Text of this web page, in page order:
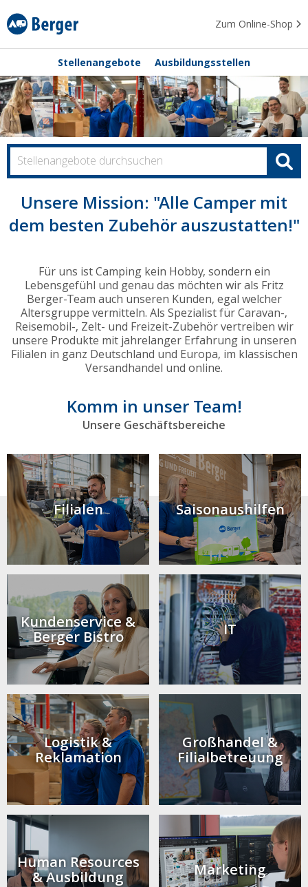
Zum Online-Shop
Stellenangebote Ausbildungsstellen
Unsere Mission: "Alle Camper mit
dem besten Zubehör auszustatten!"
Für uns ist Camping kein Hobby, sondern ein
Lebensgefühl und genau das möchten wir als Fritz
Berger-Team auch unseren Kunden, egal welcher
Altersgruppe vermitteln. Als Spezialist für Caravan-,
Reisemobil-, Zelt- und Freizeit-Zubehör vertreiben wir
unsere Produkte mit jahrelanger Erfahrung in unseren
Filialen in ganz Deutschland und Europa, im klassischen
Versandhandel und online.
Komm in unser Team!
Unsere Geschäftsbereiche
Filialen Saison­aushilfen
Kunden­service &
Berger Bistro
IT
Logistik &
Reklamation
Großhandel &
Filial­betreuung
Human Resources
& Ausbildung
Marketing